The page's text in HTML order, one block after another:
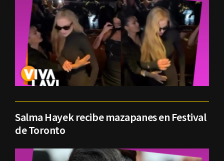
Salma Hayek recibe mazapanes en Festival
de Toronto